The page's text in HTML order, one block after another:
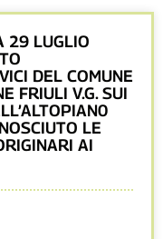
29 LUGLIO
DEL COMUNE
FRIULI V.G. SUI
LE
AI